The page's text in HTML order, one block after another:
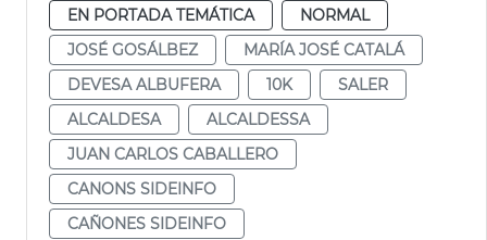
EN PORTADA TEMÁTICA
NORMAL
JOSÉ GOSÁLBEZ
MARÍA JOSÉ CATALÁ
DEVESA ALBUFERA
10K
SALER
ALCALDESA
ALCALDESSA
JUAN CARLOS CABALLERO
CANONS SIDEINFO
CAÑONES SIDEINFO